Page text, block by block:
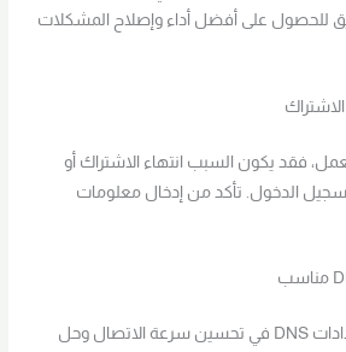
للحصول على أفضل أداء وإصلاح المشكلات
فقد يكون السبب انتهاء الاشتراك أو
الدخول. تأكد من إدخال معلومات
يمكن أن يساعد تغيير إعدادات DNS في تحسين سرعة الاتصال وحل